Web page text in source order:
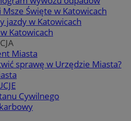
Msze Święte w Katowicach
jazdy w Katowicach
Katowicach
Miasta
sprawę w Urzędzie Miasta?
Cywilnego